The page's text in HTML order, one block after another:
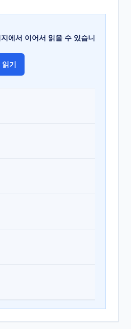
에서 이어서 읽을 수 있습니
기